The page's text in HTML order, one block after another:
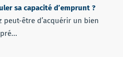
sa capacité d’emprunt ?
peut-être d’acquérir un bien